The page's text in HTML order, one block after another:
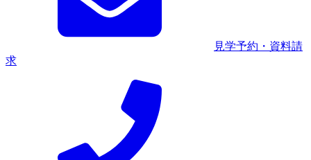
見学予約・資料請
求